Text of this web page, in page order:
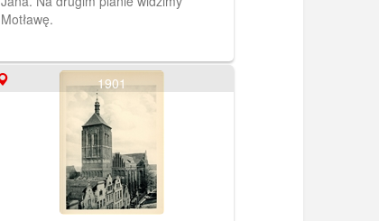
Motławę.
1901